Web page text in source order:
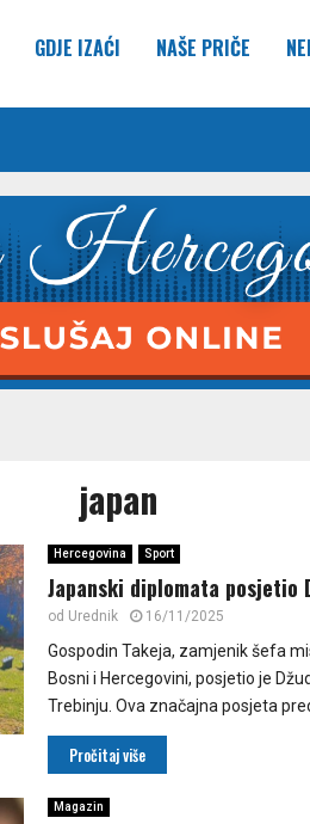
GDJE IZAĆI NAŠE PRIČE
japan
Hercegovina Sport
Japanski diplomata posjetio
od Urednik 16/11/2025
Gospodin Takeja, zamjenik šefa
Bosni i Hercegovini, posjetio je
Trebinju. Ova značajna posjeta
Pročitaj više
Magazin